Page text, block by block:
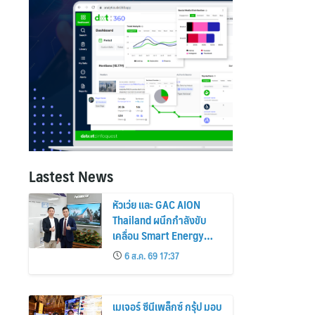
Lastest News
หัวเว่ย และ GAC AION
Thailand ผนึกกำลังขับ
เคลื่อน Smart Energy
Ecosystem เชื่อม GAC
GN8 PHEV รถยนต์ MPV
ระดับพรีเมียม เข้ากับ
พลังงานแสงอาทิตย์ภายใน
6 ส.ค. 69 17:37
เมเจอร์ ซีนีเพล็กซ์ กรุ้ป มอบ